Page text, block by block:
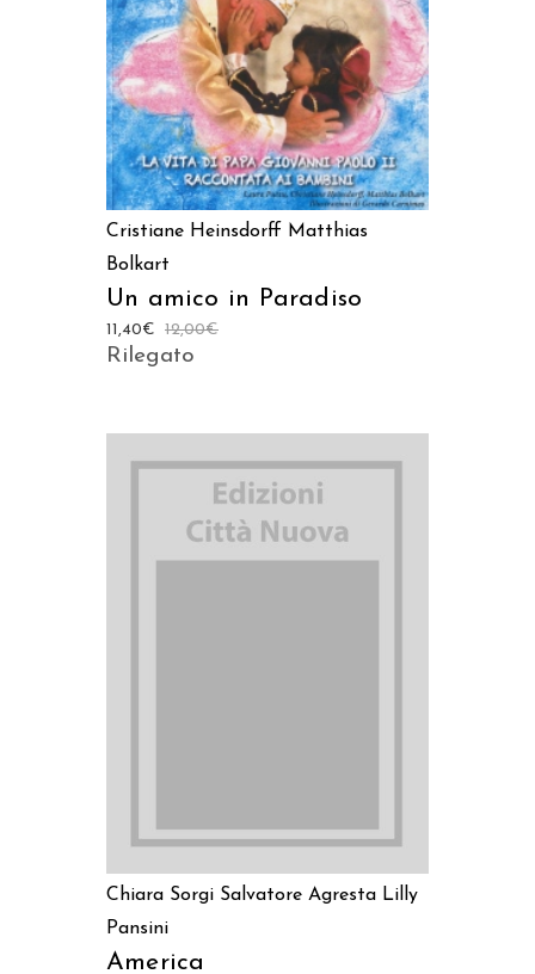
LEGGI TUTTO
Cristiane Heinsdorff Matthias
Bolkart
Un amico in Paradiso
12,00€
11,40€
Rilegato
Chiara Sorgi Salvatore Agresta Lilly
Pansini
America